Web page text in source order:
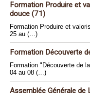
Formation Produire et
douce (71)
Formation Produire et
25 au (…)
Formation Découverte
Formation "Découverte de
04 au 08 (…)
Assemblée Générale